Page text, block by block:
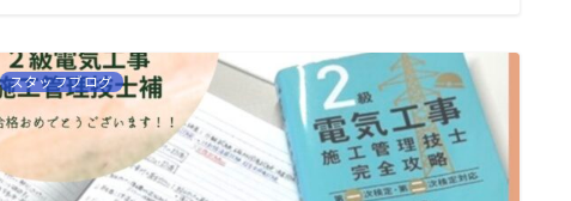
スタッフブログ